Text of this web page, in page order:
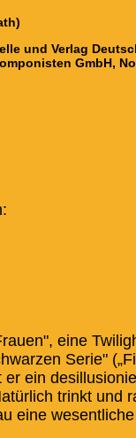
und Verlag
GmbH,
eine
Serie"
ein
trinkt und
eine